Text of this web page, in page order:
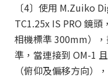
〔4〕使用 M.Zuiko
TC1.25x IS PRO 鏡
相機標準 300mm）
準，當連接到 OM-1
（俯仰及偏移方向）